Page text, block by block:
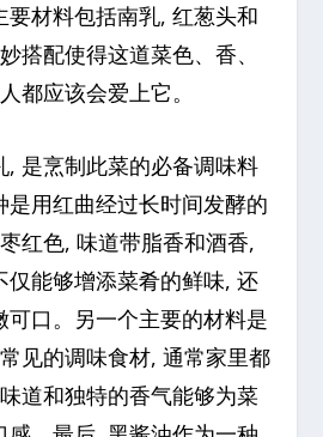
要材料包括南乳, 红葱头和
搭配使得这道菜色、香、
都应该会爱上它。
, 是烹制此菜的必备调味料
是用红曲经过长时间发酵的
红色, 味道带脂香和酒香,
仅能够增添菜肴的鲜味, 还
可口。另一个主要的材料是
见的调味食材, 通常家里都
道和独特的香气能够为菜